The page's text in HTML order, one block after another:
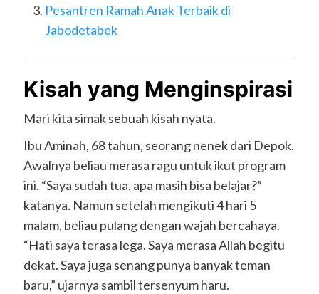
Pesantren Ramah Anak Terbaik di
Jabodetabek
Kisah yang Menginspirasi
Mari kita simak sebuah kisah nyata.
Ibu Aminah, 68 tahun, seorang nenek dari Depok.
Awalnya beliau merasa ragu untuk ikut program
ini. “Saya sudah tua, apa masih bisa belajar?”
katanya. Namun setelah mengikuti 4 hari 5
malam, beliau pulang dengan wajah bercahaya.
“Hati saya terasa lega. Saya merasa Allah begitu
dekat. Saya juga senang punya banyak teman
baru,” ujarnya sambil tersenyum haru.